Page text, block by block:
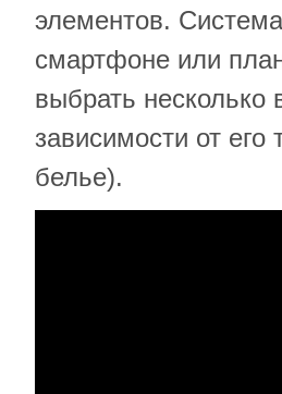
элементов.
смартфоне или
выбрать несколько
зависимости от
белье).